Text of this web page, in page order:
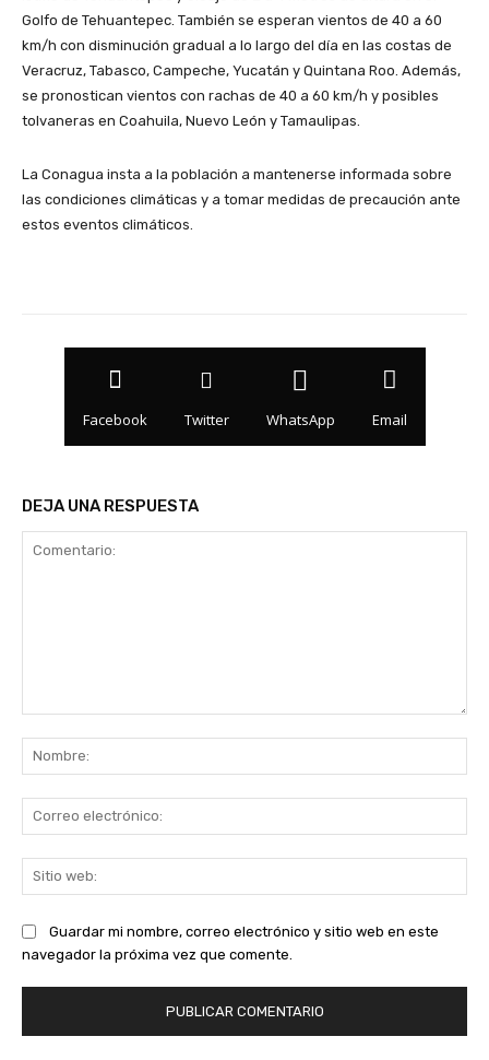
Golfo de Tehuantepec. También se esperan vientos de 40 a 60
km/h con disminución gradual a lo largo del día en las costas de
Veracruz, Tabasco, Campeche, Yucatán y Quintana Roo. Además,
se pronostican vientos con rachas de 40 a 60 km/h y posibles
tolvaneras en Coahuila, Nuevo León y Tamaulipas.
La Conagua insta a la población a mantenerse informada sobre
las condiciones climáticas y a tomar medidas de precaución ante
estos eventos climáticos.
Facebook Twitter WhatsApp Email
DEJA UNA RESPUESTA
Guardar mi nombre, correo electrónico y sitio web en este
navegador la próxima vez que comente.